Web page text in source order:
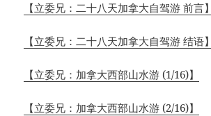
【立委兄：二十八天加拿大自驾游 前言】
【立委兄：二十八天加拿大自驾游 结语】
【立委兄：加拿大西部山水游 (1/16)】
【立委兄：加拿大西部山水游 (2/16)】